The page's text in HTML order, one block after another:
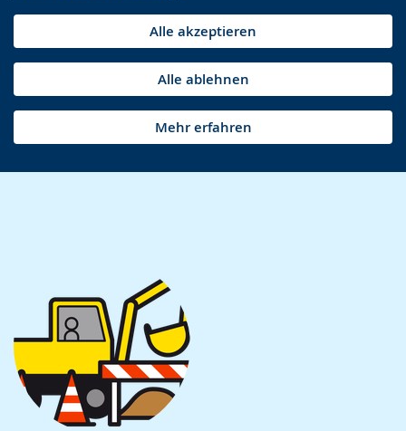
Alle akzeptieren
Alle ablehnen
Mehr erfahren